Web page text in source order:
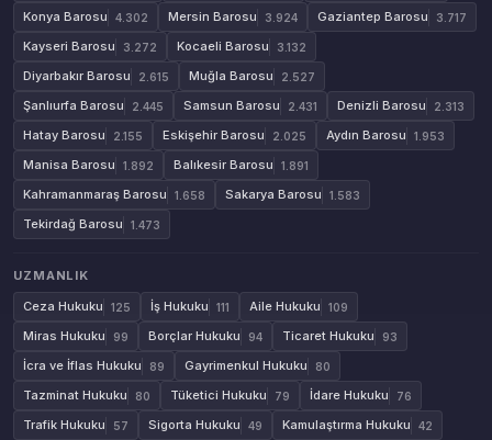
Konya Barosu 4.302 Mersin Barosu 3.924 Gaziantep Barosu 3.717
Kayseri Barosu 3.272 Kocaeli Barosu 3.132
Diyarbakır Barosu 2.615 Muğla Barosu 2.527
Şanlıurfa Barosu 2.445 Samsun Barosu 2.431 Denizli Barosu 2.313
Hatay Barosu 2.155 Eskişehir Barosu 2.025 Aydın Barosu 1.953
Manisa Barosu 1.892 Balıkesir Barosu 1.891
Kahramanmaraş Barosu 1.658 Sakarya Barosu 1.583
Tekirdağ Barosu 1.473
UZMANLIK
Ceza Hukuku
125 İş Hukuku 111 Aile Hukuku 109
Miras Hukuku 99 Borçlar Hukuku 94 Ticaret Hukuku 93
İcra ve İflas Hukuku 89 Gayrimenkul Hukuku 80
Tazminat Hukuku 80 Tüketici Hukuku 79 İdare Hukuku 76
Trafik Hukuku 57 Sigorta Hukuku 49 Kamulaştırma Hukuku 42